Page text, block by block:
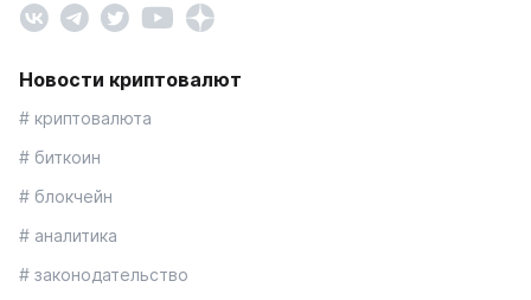
Новости криптовалют
# криптовалюта
# биткоин
# блокчейн
# аналитика
# законодательство